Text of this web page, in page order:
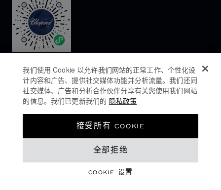
COOKIES政策
我们使用 Cookie 以允许我们网站的正常工作、个性化设
计内容和广告、提供社交媒体功能并分析流量。我们还同
社交媒体、广告和分析合作伙伴分享有关您使用我们网站
的信息。我们已更新我们的 隐私政策
COOKIE 设置
全部拒绝
接受所有 COOKIE